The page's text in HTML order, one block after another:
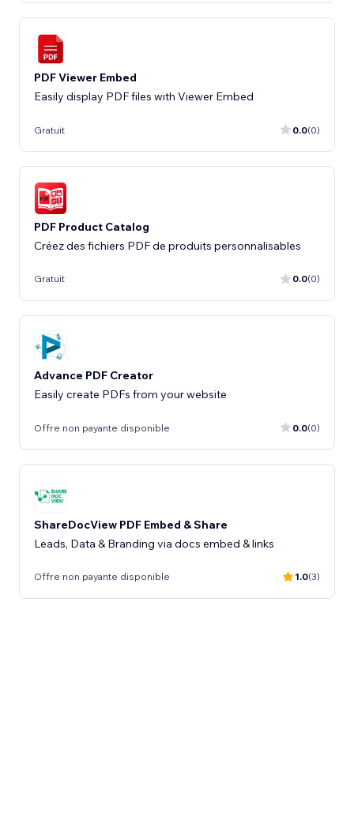
PDF Viewer Embed
Easily display PDF files with Viewer Embed
Gratuit 0.0(0)
PDF Product Catalog
Créez des fichiers PDF de produits personnalisables
Gratuit 0.0(0)
Advance PDF Creator
Easily create PDFs from your website
Offre non payante disponible 0.0(0)
ShareDocView PDF Embed & Share
Leads, Data & Branding via docs embed & links
Offre non payante disponible 1.0(3)